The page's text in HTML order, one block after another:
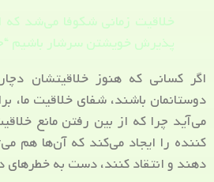
خلاقیت زمانی شکوفا می‌شد
پذیرش خویشتن سرشار باشیم
اگر کسانی که هنوز خلاقیتشان
دوستانمان باشند، شفای خلاقیت ما،
می‌آید چرا که از بین رفتن مانع
کننده را ایجاد می‌کند که آن‌ها هم
دهند و انتقاد کنند، دست به خطرهای